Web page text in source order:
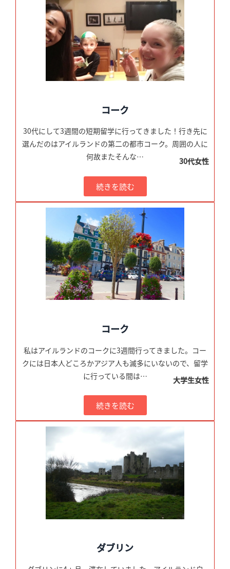
コーク
30代にして3週間の短期留学に行ってきました！行き先に
選んだのはアイルランドの第二の都市コーク。周囲の人に
何故またそんな…
30代女性
続きを読む
コーク
私はアイルランドのコークに3週間行ってきました。コー
クには日本人どころかアジア人も滅多にいないので、留学
に行っている間は…
大学生女性
続きを読む
ダブリン